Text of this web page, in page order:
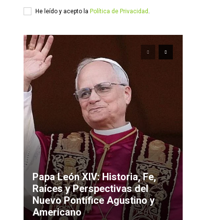
He leído y acepto la Política de Privacidad
Papa León XIV: Historia, Fe,
Raíces y Perspectivas del
Nuevo Pontífice Agustino y
Americano